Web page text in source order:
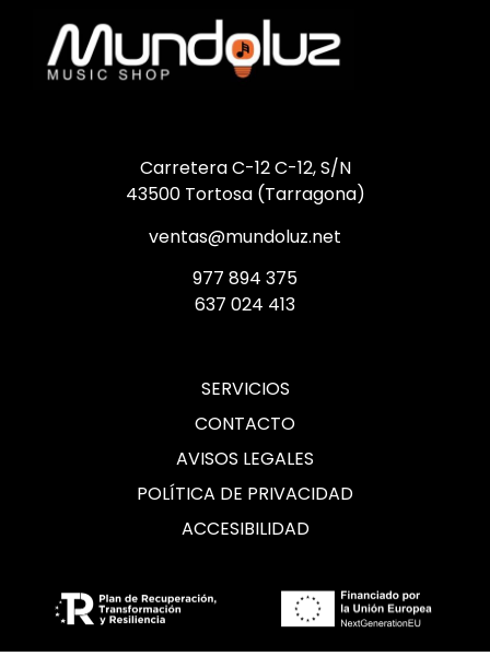
Carretera C-12 C-12, S/N
43500 Tortosa (Tarragona)
ventas@mundoluz.net
977 894 375
637 024 413
SERVICIOS
CONTACTO
AVISOS LEGALES
POLÍTICA DE PRIVACIDAD
ACCESIBILIDAD